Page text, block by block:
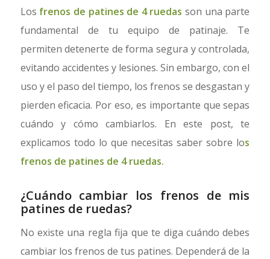
Los frenos de patines de 4 ruedas son una parte
fundamental de tu equipo de patinaje. Te
permiten detenerte de forma segura y controlada,
evitando accidentes y lesiones. Sin embargo, con el
uso y el paso del tiempo, los frenos se desgastan y
pierden eficacia. Por eso, es importante que sepas
cuándo y cómo cambiarlos. En este post, te
explicamos todo lo que necesitas saber sobre los
frenos de patines de 4 ruedas.
¿Cuándo cambiar los frenos de mis
patines de ruedas?
No existe una regla fija que te diga cuándo debes
cambiar los frenos de tus patines. Dependerá de la